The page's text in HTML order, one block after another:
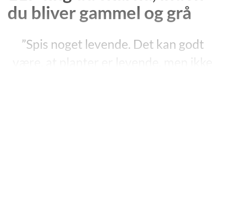
du bliver gammel og grå
”Spis noget levende. Det kan godt
være, at planter er levende, men ikke